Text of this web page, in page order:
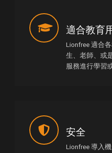
適合教育
Lionfree 適合
生、老師、或
服務進行學習
安全
Lionfree 導入